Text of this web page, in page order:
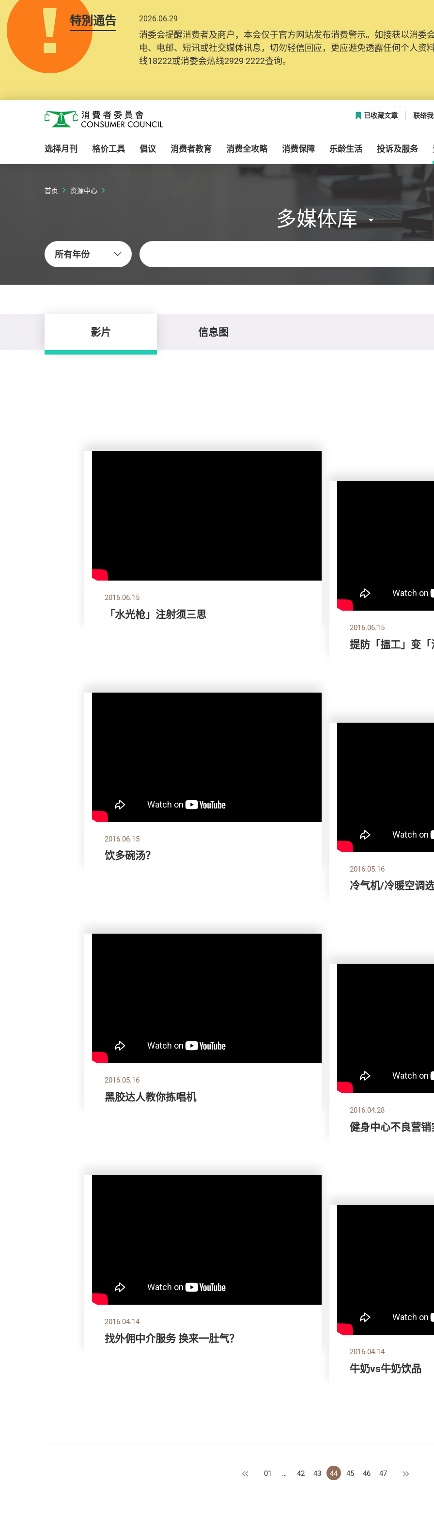
特別通告 2026.06.29
消委会提醒消费者及商户，本会仅于官方网站发布消费警示。如接获以消委
电、电邮、短讯或社交媒体讯息，切勿轻信回应，更应避免透露任何个人资
线18222或消委会热线2929 2222查询。
2025.10.31
为提升使用者体验及网络安全，本会的投诉处理系统已经进行升级及推出
消费者需要提供基本联络资料（包括姓名、电邮及电话）注册帐户，才可提
纪录将清晰整合于帐户中，方便日后作出跟进。
消费者委员会
已收藏文章 联络
选择月刊 格价工具 倡议 消费者教育 消费全攻略 消费保障 乐龄生活 投诉及服务
首页 资源中心
多媒体库
所有年份
关键字
影片 信息图
2016.06.15
「水光枪」注射须三思
2016.06.15
提防「搵工」变
2016.06.15
饮多碗汤？
2016.05.16
冷气机/冷暖空调
2016.05.16
黑胶达人教你拣唱机
2016.04.28
健身中心不良营销
2016.04.14
找外佣中介服务 换来一肚气？
2016.04.14
牛奶vs牛奶饮品
上一页
01 … 42 43 44 45 46 47 下一页